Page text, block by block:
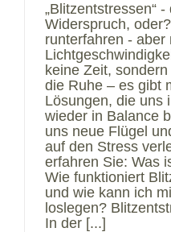
„Blitzentstressen“
Widerspruch,
runterfahren - aber
keine Zeit,
die Ruhe – es gibt
Lösungen, die uns
wieder in Balance
uns neue Flügel
auf den Stress
erfahren Sie: Was
Wie funktioniert
und wie kann ich
loslegen?
In der [...]